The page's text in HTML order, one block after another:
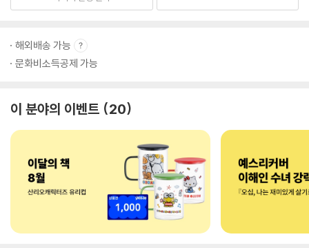
해외배송 가능
문화비소득공제 가능
이 분야의 이벤트 20